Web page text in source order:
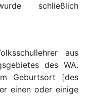
schließlich
aus
des WA.
Geburtsort [des
einen oder einige